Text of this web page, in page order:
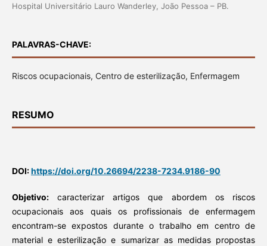
Hospital Universitário Lauro Wanderley, João Pessoa – PB.
PALAVRAS-CHAVE:
Riscos ocupacionais, Centro de esterilização, Enfermagem
RESUMO
DOI:https://doi.org/10.26694/2238-7234.9186-90
Objetivo:caracterizar artigos que abordem os riscos
ocupacionais aos quais os profissionais de enfermagem
encontram-se expostos durante o trabalho em centro de
material e esterilização e sumarizar as medidas propostas